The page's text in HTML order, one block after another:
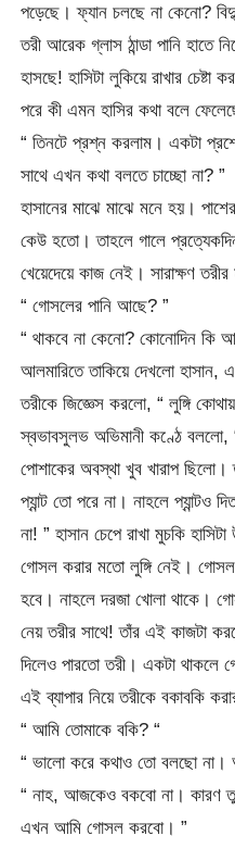
পড়েছে। ফ্যান চলছে না কেনো?
তরী আরেক গ্লাস ঠান্ডা পানি হাতে
হাসছে! হাসিটা লুকিয়ে রাখার
পরে কী এমন হাসির কথা বলে
“ তিনটে প্রশ্ন করলাম। একটা
সাথে এখন কথা বলতে চাচ্ছো না? ”
হাসানের মাঝে মাঝে মনে হয়।
কেউ হতো। তাহলে গালে
খেয়েদেয়ে কাজ নেই। সারাক্ষণ তরীর
“ গোসলের পানি আছে? ”
“ থাকবে না কেনো? কোনোদিন কি
আলমারিতে তাকিয়ে দেখলো হাসান,
তরীকে জিজ্ঞেস করলো, “ লুঙ্গি
স্বভাবসুলভ অভিমানী কণ্ঠে
পোশাকের অবস্থা খুব খারাপ ছিলো।
প্যান্ট তো পরে না। নাহলে
না! ” হাসান চেপে রাখা মুচকি
গোসল করার মতো লুঙ্গি নেই।
হবে। নাহলে দরজা খোলা থাকে।
নেয় তরীর সাথে! তাঁর এই কাজটা
দিলেও পারতো তরী। একটা থাকলে
এই ব্যাপার নিয়ে তরীকে বকাবকি
“ আমি তোমাকে বকি? “
“ ভালো করে কথাও তো বলছো না।
“ নাহ, আজকেও বকবো না। কারণ
এখন আমি গোসল করবো। ”